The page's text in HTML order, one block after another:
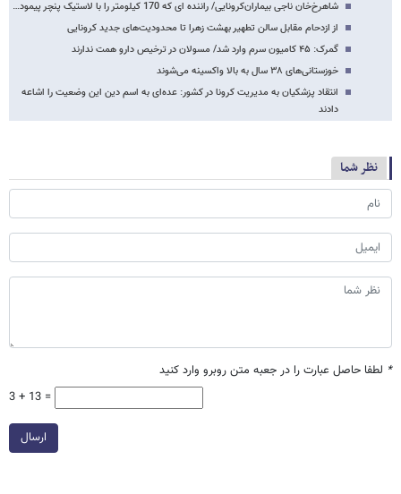
شاهرخ‌خان ناجی بیماران‌کرونایی/ راننده ای که 170 کیلومتر را با لاستیک پنچر پیمود…
از ازدحام مقابل سالن تطهیر بهشت زهرا تا محدودیت‌های جدید کرونایی
گمرک: ۴۵ کامیون سرم وارد شد/ مسولان در ترخیص دارو همت ندارند
خوزستانی‌های ۳۸ سال به بالا واکسینه می‌شوند
انتقاد پزشکیان به مدیریت کرونا در کشور: عده‌ای به اسم دین این وضعیت را اشاعه
دادند
نظر شما
* لطفا حاصل عبارت را در جعبه متن روبرو وارد کنید
3 + 13 =
ارسال